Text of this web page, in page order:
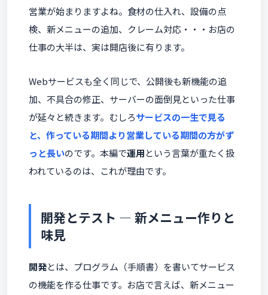
営業が始まりますよね。食材の仕入れ、設備の点
検、新メニューの追加、クレーム対応・・・お店の
仕事の大半は、実は開店後に有ります。
Webサービスも全く同じで、公開後も新機能の追
加、不具合の修正、サーバーの面倒見といった仕事
が延々と続きます。むしろサービスの一生で見る
と、作っている期間より営業している期間の方がず
っと長いのです。本編で運用という言葉が重たく扱
われているのは、これが理由です。
開発とテスト ― 新メニュー作りと
味見
開発とは、プログラム（手順書）を書いてサービス
の機能を作る仕事です。お店で言えば、新メニュー